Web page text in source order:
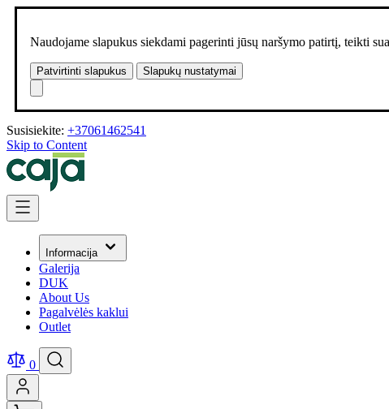
Naudojame slapukus siekdami pagerinti jūsų naršymo patirtį, teikti
Patvirtinti slapukus Slapukų nustatymai
Susisiekite: +37061462541
Skip to Content
Informacija
Galerija
DUK
About Us
Pagalvėlės kaklui
Outlet
0